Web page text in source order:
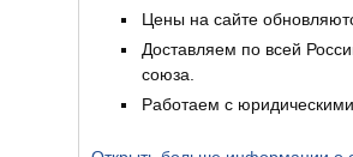
Цены на сайте
Доставляем по всей
союза.
Работаем с